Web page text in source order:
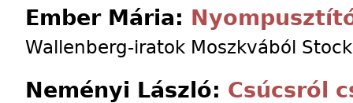
Ember Mária:
Wallenberg-iratok Moszkvából
Neményi László: Csúcsról